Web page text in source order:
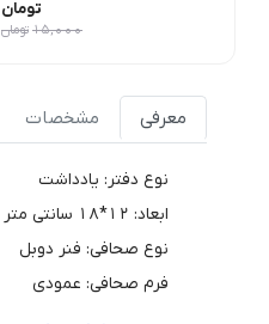
تومان
15,000 تومان
معرفی مشخصات
نوع دفتر: یادداشت
ابعاد: 12*18 سانتی متر
نوع صحافی: فنر دوبل
فرم صحافی: عمودی